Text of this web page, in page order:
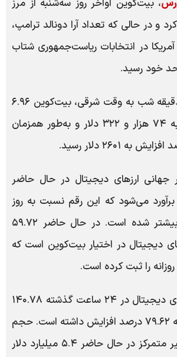
، بیت‌کوین اواخر روز سه‌شنبه از مرز
کرد و در حالی که تعداد آرا دونالد ترامپ،
در انتخابات ریاست‌جمهوری شتاب
حد خود رسید.
در ساعت ۱۰ و ۱۰ دقیقه شب به وقت شرقی، بیت‌کوین ۶.۹۶
درصد رشد کرد و به ۷۴ هزار و ۳۲۲ دلار و به‌طور همزمان
جهانی ارزهای دیجیتال در حال حاضر
برآورد می‌شود که این رقم نسبت به روز
قبل ۱۱.۰۵ درصد بیشتر شده است. در حال حاضر ۵۹.۷۲
دیجیتال در اختیار بیت‌کوین است که
حجم کل بازار ارزهای دیجیتال در ۲۴ ساعت گذشته ۱۴۰.۷۸
میلیارد دلار است که ۷۹.۶۲ درصد افزایش داشته است. حجم
کل در امور مالی غیر متمرکز در حال حاضر ۵.۴ میلیارد دلار